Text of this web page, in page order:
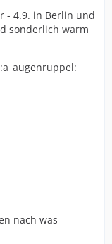
- 4.9. in Berlin und
sonderlich warm
nach was